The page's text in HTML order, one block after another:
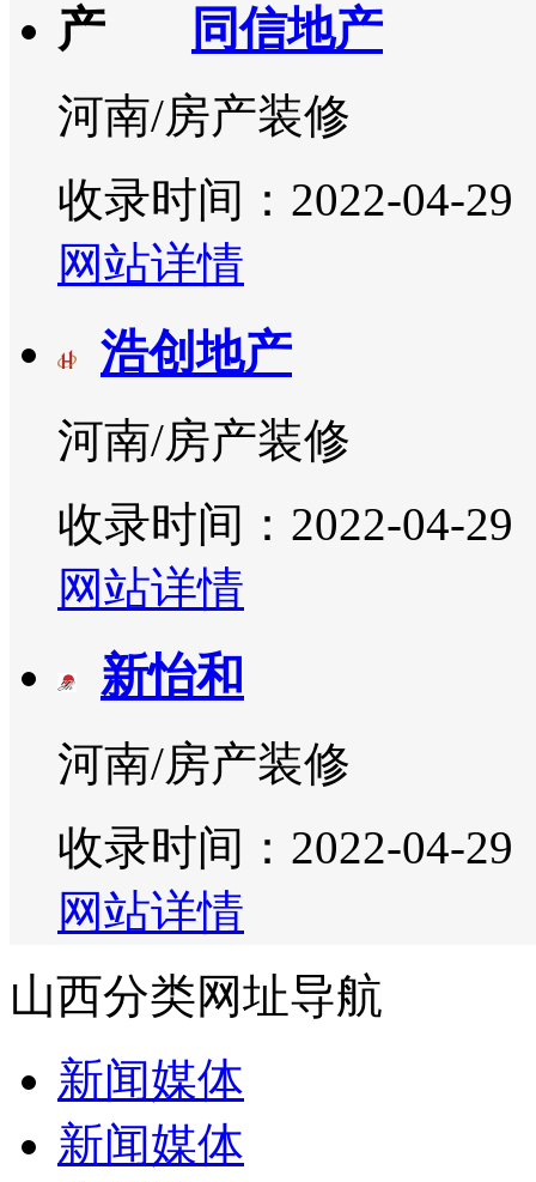
同信地产
河南/房产装修
收录时间：2022-04-29
网站详情
浩创地产
河南/房产装修
收录时间：2022-04-29
网站详情
新怡和
河南/房产装修
收录时间：2022-04-29
网站详情
山西分类网址导航
新闻媒体
新闻媒体